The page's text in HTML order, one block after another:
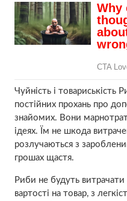
Чуйність і товариськість
постійних прохань про
знайомих. Вони
ідеях. Їм не шкода
розлучаються з
грошах щастя.
Риби не будуть витрачати
вартості на товар, з